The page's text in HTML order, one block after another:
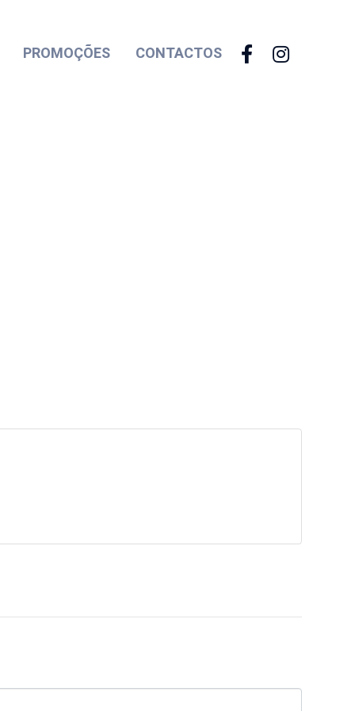
PROMOÇÕES CONTACTOS